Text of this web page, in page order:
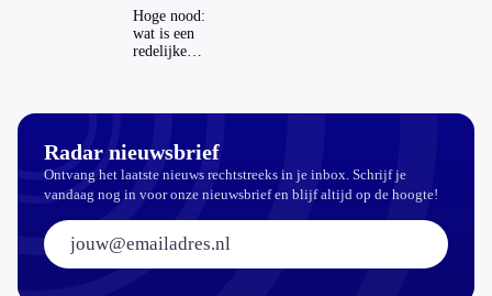
mag dat
zomaar?
Hoge nood:
wat is een
redelijke
Radar nieuwsbrief
Ontvang het laatste nieuws rechtstreeks in je inbox. Schrijf je
vandaag nog in voor onze nieuwsbrief en blijf altijd op de hoogte!
E-mailadres: